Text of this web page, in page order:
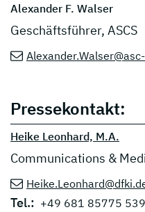
Alexander F. Walser
Geschäftsführer, ASCS
Pressekontakt:
Heike Leonhard, M.A.
Communications &
Tel.: +49 681 85775